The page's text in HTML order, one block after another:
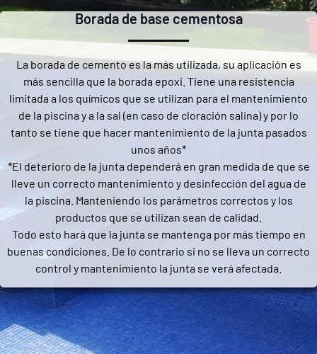
Borada de base cementosa
La borada de cemento es la más utilizada, su aplicación es
más sencilla que la borada epoxi. Tiene una resistencia
limitada a los químicos que se utilizan para el mantenimiento
de la piscina y a la sal (en caso de cloración salina) y por lo
tanto se tiene que hacer mantenimiento de la junta pasados
unos años*
*El deterioro de la junta dependerá en gran medida de que se
lleve un correcto mantenimiento y desinfección del agua de
la piscina. Manteniendo los parámetros correctos y los
productos que se utilizan sean de calidad.
Todo esto hará que la junta se mantenga por más tiempo en
buenas condiciones. De lo contrario si no se lleva un correcto
control y mantenimiento la junta se verá afectada.